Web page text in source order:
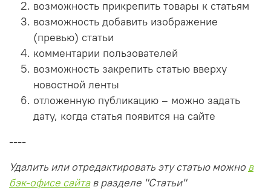
возможность прикрепить товары к статьям
возможность добавить изображение
(превью) статьи
комментарии пользователей
возможность закрепить статью вверху
новостной ленты
отложенную публикацию – можно задать
дату, когда статья появится на сайте
----
Удалить или отредактировать эту статью можно в
бэк-офисе сайтав разделе "Статьи"